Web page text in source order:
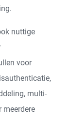
nuttige
voor
multi-